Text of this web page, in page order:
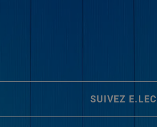
SUIVEZ